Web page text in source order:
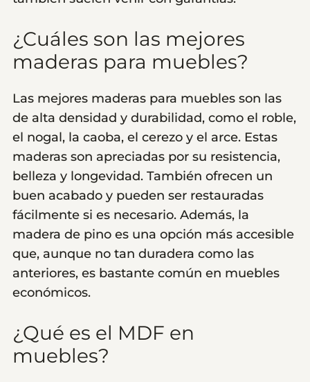
¿Cuáles son las mejores
maderas para muebles?
Las mejores maderas para muebles son las
de alta densidad y durabilidad, como el roble,
el nogal, la caoba, el cerezo y el arce. Estas
maderas son apreciadas por su resistencia,
belleza y longevidad. También ofrecen un
buen acabado y pueden ser restauradas
fácilmente si es necesario. Además, la
madera de pino es una opción más accesible
que, aunque no tan duradera como las
anteriores, es bastante común en muebles
económicos.
¿Qué es el MDF en
muebles?